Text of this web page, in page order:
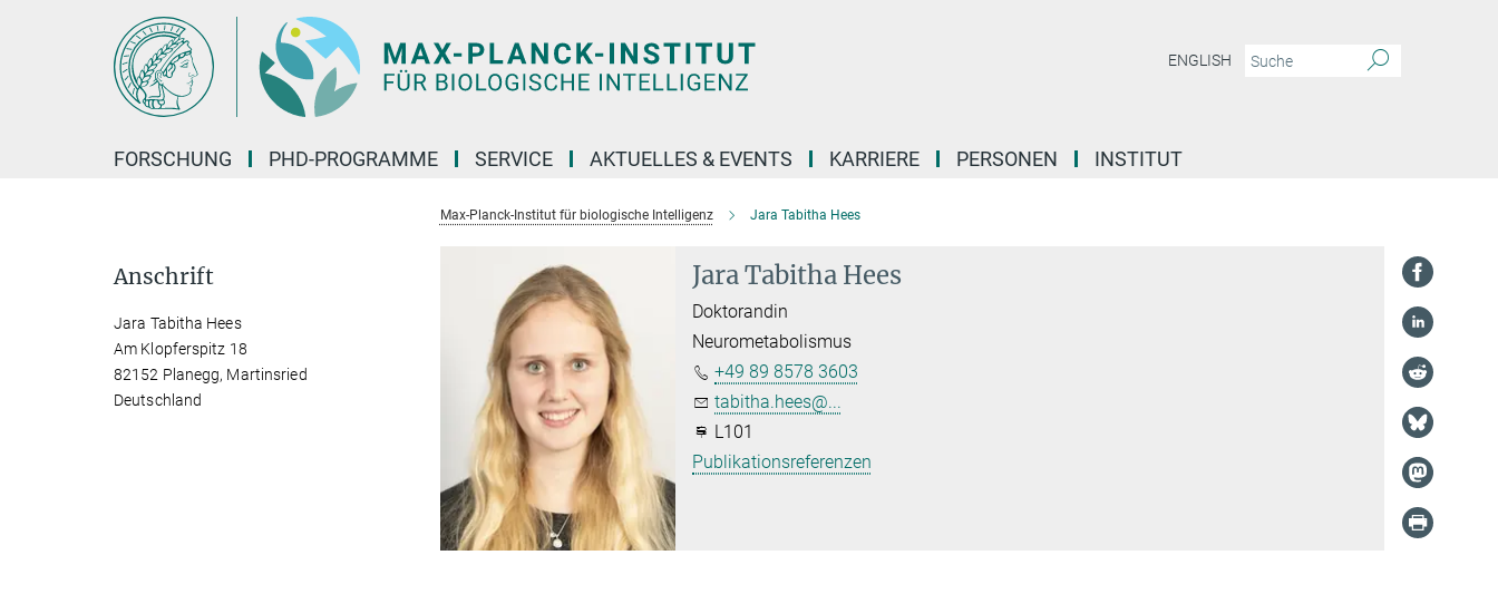
ENGLISH
FORSCHUNG PHD-PROGRAMME SERVICE AKTUELLES & EVENTS KARRIERE PERSONEN INSTITUT
Max-Planck-Institut für biologische Intelligenz Jara Tabitha Hees
Jara Tabitha Hees
Doktorandin
Neurometabolismus
+49 89 8578 3603
tabitha.hees@...
L101
Publikationsreferenzen
Anschrift
Jara Tabitha Hees
Am Klopferspitz 18
82152 Planegg, Martinsried
Deutschland